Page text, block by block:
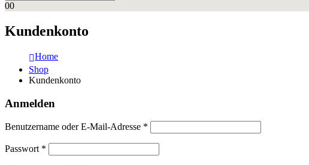
00
Kundenkonto
Home
Shop
Kundenkonto
Anmelden
Benutzername oder E-Mail-Adresse *
Passwort *